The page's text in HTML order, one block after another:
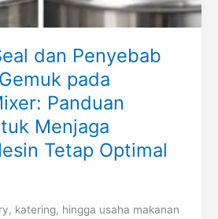
dan Penyebab
pada
Panduan
Menjaga
Tetap Optimal
katering, hingga usaha makanan